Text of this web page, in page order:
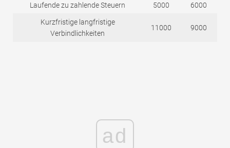
Laufende zu zahlende Steuern 5000 6000
Kurzfristige langfristige
Verbindlichkeiten
11000 9000
ad